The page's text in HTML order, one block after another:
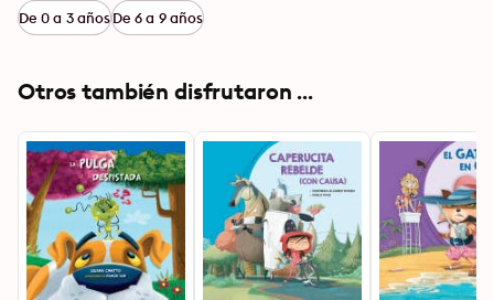
tesoro perdido en una isla.
De 0 a 3 añosDe 6 a 9 años
Otros también disfrutaron ...